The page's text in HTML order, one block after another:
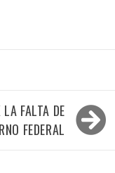
FALTA DE
FEDERAL